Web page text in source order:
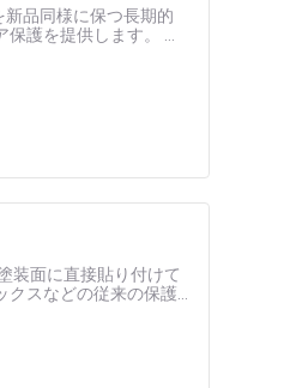
品同様に保つ長期的
護を提供します。 最
装面に直接貼り付けて
クスなどの従来の保護